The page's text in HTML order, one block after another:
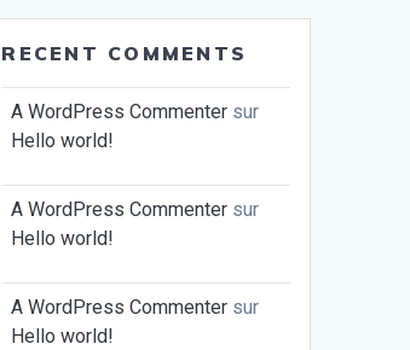
RECENT COMMENTS
A WordPress Commenter sur
Hello world!
A WordPress Commenter sur
Hello world!
A WordPress Commenter sur
Hello world!